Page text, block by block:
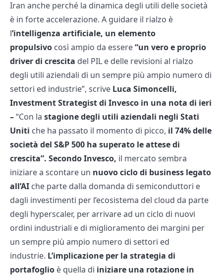
Iran anche perché la dinamica degli utili delle società
è in forte accelerazione. A guidare il rialzo è
l’intelligenza artificiale, un elemento
propulsivo così ampio da essere“un vero e proprio
driver di crescita del PIL e delle revisioni al rialzo
degli utili aziendali di un sempre più ampio numero di
settori ed industrie”, scrive Luca Simoncelli,
Investment Strategist di Invesco in una nota di ieri
–“Con la stagione degli utili aziendali negli Stati
Uniti che ha passato il momento di picco, il 74% delle
società del S&P 500 ha superato le attese di
crescita”. Secondo Invesco, il mercato sembra
iniziare a scontare un nuovo ciclo di business legato
all’AI che parte dalla domanda di semiconduttori e
dagli investimenti per l’ecosistema del cloud da parte
degli hyperscaler, per arrivare ad un ciclo di nuovi
ordini industriali e di miglioramento dei margini per
un sempre più ampio numero di settori ed
industrie. L’implicazione per la strategia di
portafoglio è quella di iniziare una rotazione in